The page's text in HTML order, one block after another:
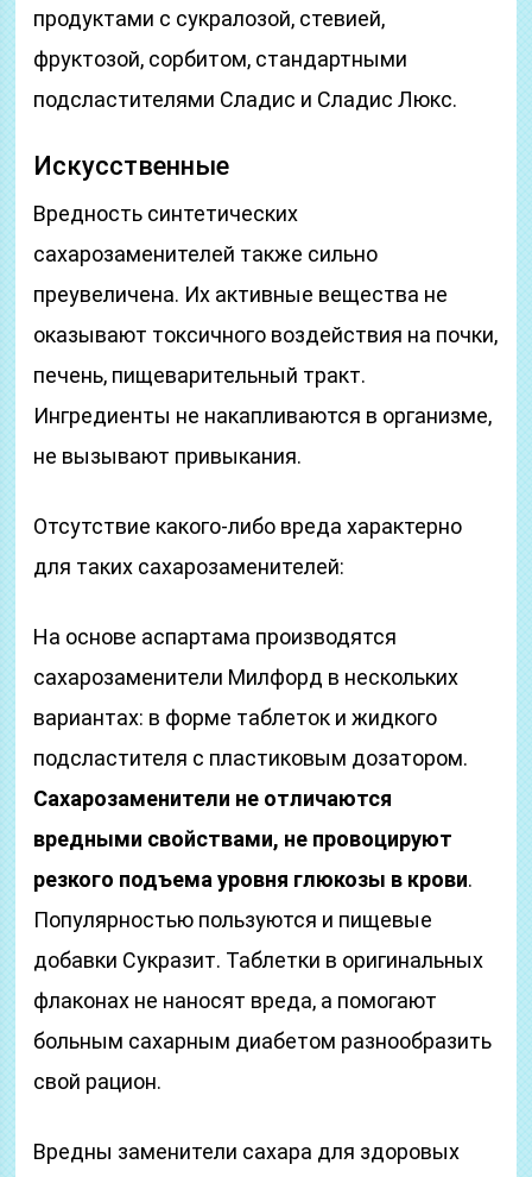
продуктами с сукралозой, стевией,
фруктозой, сорбитом, стандартными
подсластителями Сладис и Сладис Люкс.
Искусственные
Вредность синтетических
сахарозаменителей также сильно
преувеличена. Их активные вещества не
оказывают токсичного воздействия на почки,
печень, пищеварительный тракт.
Ингредиенты не накапливаются в организме,
не вызывают привыкания.
Отсутствие какого-либо вреда характерно
для таких сахарозаменителей:
На основе аспартама производятся
сахарозаменители Милфорд в нескольких
вариантах: в форме таблеток и жидкого
подсластителя с пластиковым дозатором.
Сахарозаменители не отличаются
вредными свойствами, не провоцируют
резкого подъема уровня глюкозы в крови.
Популярностью пользуются и пищевые
добавки Сукразит. Таблетки в оригинальных
флаконах не наносят вреда, а помогают
больным сахарным диабетом разнообразить
свой рацион.
Вредны заменители сахара для здоровых